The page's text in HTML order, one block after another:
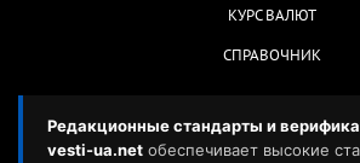
КУРС ВАЛЮТ
СПРАВОЧНИК
Редакционные стандарты и
vesti-ua.net обеспечивает высокие